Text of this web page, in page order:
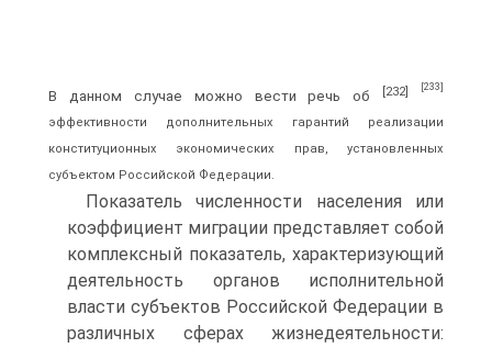
В данном случае можно вести речь об [232] [233]
эффективности дополнительных гарантий реализации
конституционных экономических прав, установленных
субъектом Российской Федерации.
Показатель численности населения или
коэффициент миграции представляет собой
комплексный показатель, характеризующий
деятельность органов исполнительной
власти субъектов Российской Федерации в
различных сферах жизнедеятельности: